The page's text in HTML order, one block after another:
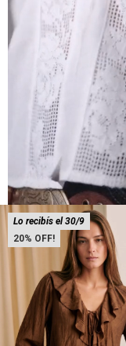
20
Lo recibís el 30/9